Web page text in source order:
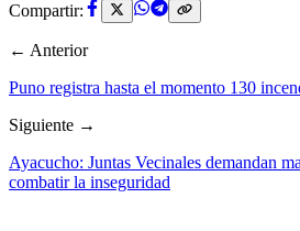
Compartir:
← Anterior
Puno registra hasta el momento 130
Siguiente →
Ayacucho: Juntas Vecinales demandan
combatir la inseguridad